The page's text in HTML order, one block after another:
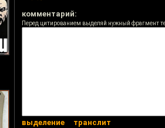
комментарий:
Перед цитированием выделяй нужный фрагмент
выделение транслит